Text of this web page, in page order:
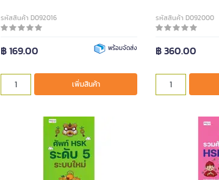
รหัสสินค้า D092016
฿ 169.00 พร้อมจัดส่ง
เพิ่มสินค้า
รหัสสินค้า D092000
฿ 360.00